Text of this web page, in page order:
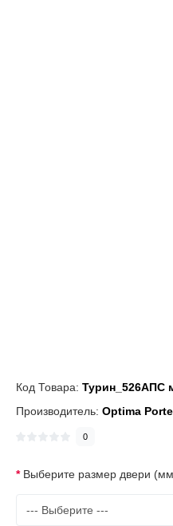
Код Товара: Турин_526АПС
Производитель: Optima Porte
0
Выберите размер двери